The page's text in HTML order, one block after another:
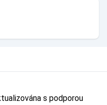
s podporou